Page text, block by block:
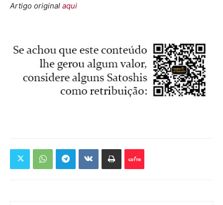
Artigo original aqui